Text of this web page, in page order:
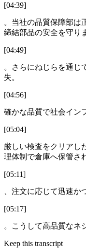
[04:39]
。当社の品質保障部は
締結部品の安全を守り
[04:49]
。さらにねじらを通じ
失。
[04:56]
確かな品質で社会イン
[05:04]
厳しい検査をクリアし
理体制で倉庫へ保管さ
[05:11]
、注文に応じて迅速か
[05:17]
。こうして高品質なネ
Keep this transcript